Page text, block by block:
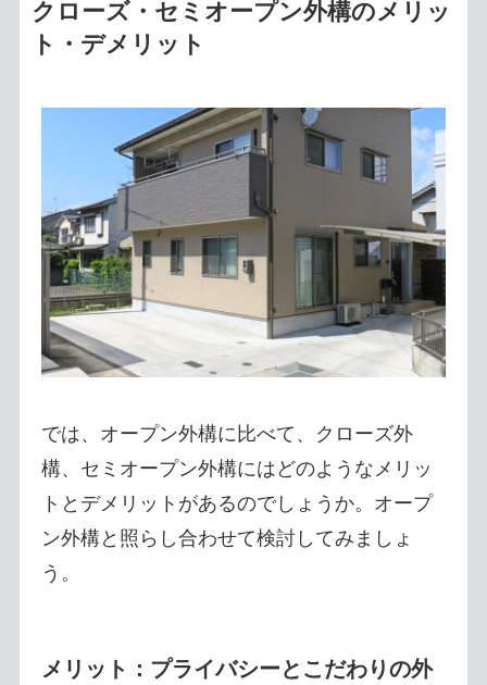
クローズ・セミオープン外構のメリッ
ト・デメリット
では、オープン外構に比べて、クローズ外
構、セミオープン外構にはどのようなメリッ
トとデメリットがあるのでしょうか。オープ
ン外構と照らし合わせて検討してみましょ
う。
メリット：プライバシーとこだわりの外